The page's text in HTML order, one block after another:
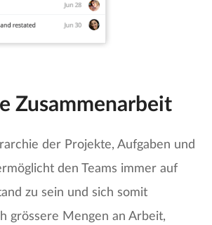
Zusammenarbeit
der Projekte, Aufgaben und
den Teams immer auf
zu sein und sich somit
grössere Mengen an Arbeit,